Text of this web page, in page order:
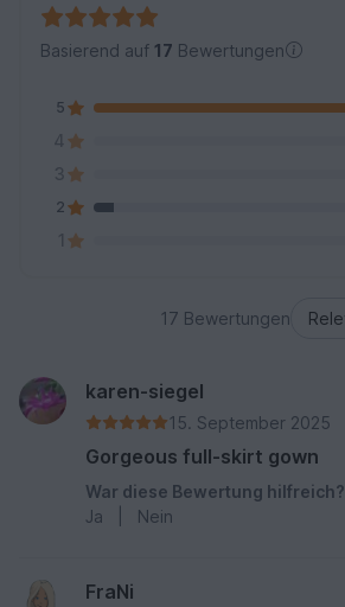
Basierend auf 17 Bewertungen
5
4
3
2
1
17 Bewertungen
karen-siegel
15. September 2025
Gorgeous full-skirt gown
War diese Bewertung hilfreich?
Ja
Nein
FraNi